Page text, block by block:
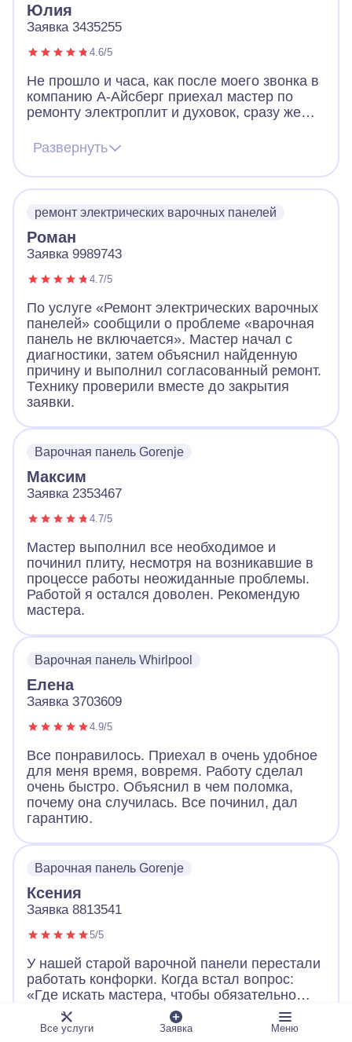
Юлия
Заявка 3435255
4.6/5
Не прошло и часа, как после моего звонка в
компанию А-Айсберг приехал мастер по
ремонту электроплит и духовок, сразу же
панели и на месте устранил ее. В дни
карантина, когда почти никто вокруг не
работает - это просто чудо! Будем
самоизолироваться с вкусной выпечкой.
Большое спасибо!
Развернуть
ремонт электрических варочных панелей
Роман
Заявка 9989743
4.7/5
По услуге «Ремонт электрических варочных
панелей» сообщили о проблеме «варочная
панель не включается». Мастер начал с
диагностики, затем объяснил найденную
причину и выполнил согласованный ремонт.
Технику проверили вместе до закрытия
заявки.
Варочная панель Gorenje
Максим
Заявка 2353467
4.7/5
Мастер выполнил все необходимое и
починил плиту, несмотря на возникавшие в
процессе работы неожиданные проблемы.
Работой я остался доволен. Рекомендую
мастера.
Варочная панель Whirlpool
Елена
Заявка 3703609
4.9/5
Все понравилось. Приехал в очень удобное
для меня время, вовремя. Работу сделал
очень быстро. Объяснил в чем поломка,
почему она случилась. Все починил, дал
гарантию.
Варочная панель Gorenje
Ксения
Заявка 8813541
5/5
У нашей старой варочной панели перестали
работать конфорки. Когда встал вопрос:
«Где искать мастера, чтобы обязательно
выдал квитанцию о работе и цене?», то
вспомнили про давно висевший на
Развернуть
Все услуги Заявка Меню